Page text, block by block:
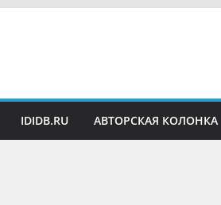
IDIDB.RU АВТОРСКАЯ КОЛОНКА